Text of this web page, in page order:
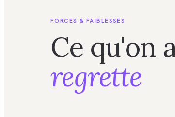
FORCES & FAIBLESSES
Ce qu'on
regrette